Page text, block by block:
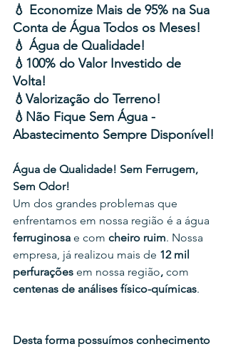
💧 Economize Mais de 95% na Sua
Conta de Água Todos os Meses!
💧 Água de Qualidade!
💧100% do Valor Investido de
Volta!
💧Valorização do Terreno!
💧Não Fique Sem Água -
Abastecimento Sempre Disponível!
Água de Qualidade! Sem Ferrugem,
Sem Odor!
Um dos grandes problemas que
enfrentamos em nossa região é a água
ferruginosa e com cheiro ruim. Nossa
empresa, já realizou mais de 12 mil
perfurações em nossa região, com
centenas de análises físico-químicas.
Desta forma possuímos conhecimento